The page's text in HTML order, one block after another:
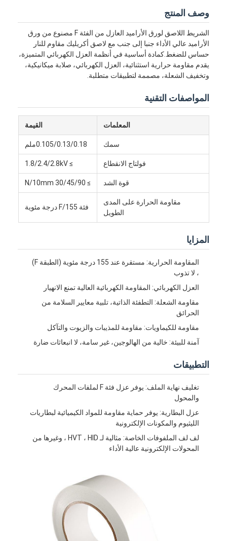
وصف المنتج
الشريط اللاصق لورق الأراميد العازل من الفئة F مصنوع من ورق
الأراميد عالي الأداء جنبا إلى جنب مع لاصق أكريليك مقاوم للنار
حساس للضغط.كمادة أساسية في أنظمة العزل الكهربائي المتميزة،
يقدم مقاومة حرارية استثنائية، العزل الكهربائي، صلابة ميكانيكية،
وتخفيف الشعلة، مصممة لتطبيقات متطلبة.
المواصفات التقنية
المعلمات القيمة
سمك 0.105/0.13/0.18ملم
فولتاج الانقطاع ≥ 1.8/2.4/2.8kV
قوة الشد ≥ 30/45/90 N/10mm
مقاومة الحرارة على المدى
الطويل
فئة F/155 درجة مئوية
المزايا
المقاومة الحرارية: مستقرة عند 155 درجة مئوية (الطبقة F)
، لا تذوب
العزل الكهربائي: المقاومة الكهربائية العالية تمنع الانهيار
مقاومة الشعلة: التطفئة الذاتية، تلبية معايير السلامة من
الحرائق
مقاومة للكيماويات: مقاومة للمذيبات والزيوت والتآكل
آمنة للبيئة: خالية من الهالوجين، غير سامة، لا انبعاثات ضارة
التطبيقات
تغليف نهاية الملف: يوفر عزل فئة F لملفات المحرك
والمحول
عزل البطارية: يوفر حماية مقاومة للمواد الكيميائية لبطاريات
الليثيوم والمكونات الإلكترونية
لف لف الملفوفات الخاصة: مثالية لـ HVT ، HID ، وغيرها من
المحولات الإلكترونية عالية الأداء